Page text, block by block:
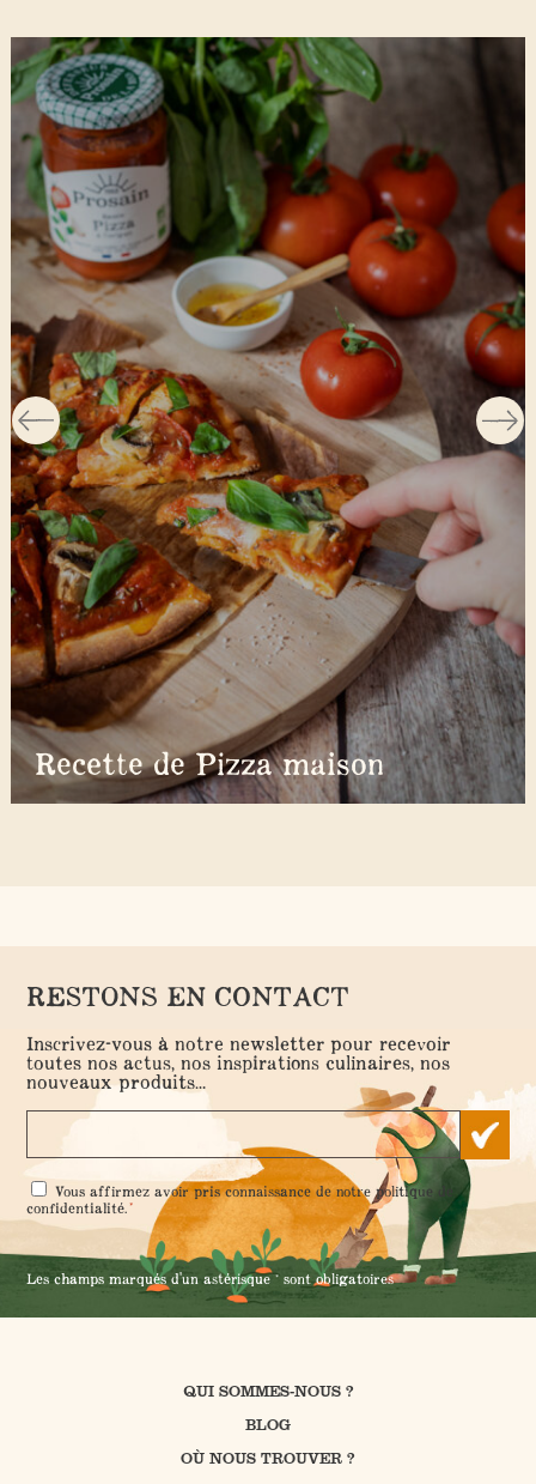
Recette de Pizza maison
RESTONS EN CONTACT
Inscrivez-vous à notre newsletter pour recevoir
toutes nos actus, nos inspirations culinaires, nos
nouveaux produits...
RGPD
*
Vous affirmez avoir pris connaissance de notrepolitique de
confidentialité.*
Les champs marqués d'un astérisque * sont obligatoires
QUI SOMMES-NOUS ?
BLOG
OÙ NOUS TROUVER ?